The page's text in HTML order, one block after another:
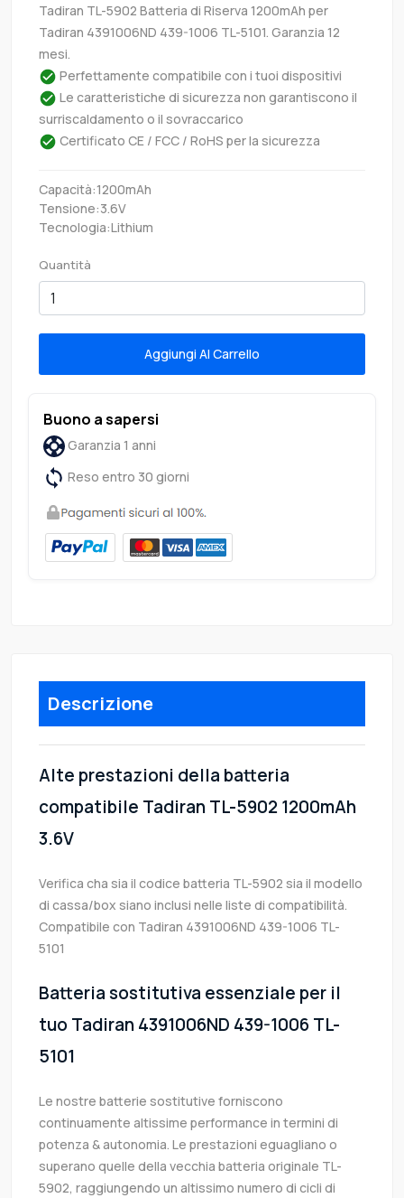
Tadiran TL-5902 Batteria di Riserva 1200mAh per
Tadiran 4391006ND 439-1006 TL-5101. Garanzia 12
mesi.
Perfettamente compatibile con i tuoi dispositivi
Le caratteristiche di sicurezza non garantiscono il
surriscaldamento o il sovraccarico
Certificato CE / FCC / RoHS per la sicurezza
Capacità:1200mAh
Tensione:3.6V
Tecnologia:Lithium
Quantità
Aggiungi Al Carrello
Buono a sapersi
Garanzia 1 anni
Reso entro 30 giorni
Descrizione
Alte prestazioni della batteria
compatibile Tadiran TL-5902 1200mAh
3.6V
Verifica cha sia il codice batteria TL-5902 sia il modello
di cassa/box siano inclusi nelle liste di compatibilità.
Compatibile con Tadiran 4391006ND 439-1006 TL-
5101
Batteria sostitutiva essenziale per il
tuo Tadiran 4391006ND 439-1006 TL-
5101
Le nostre batterie sostitutive forniscono
continuamente altissime performance in termini di
potenza & autonomia. Le prestazioni eguagliano o
superano quelle della vecchia batteria originale TL-
5902, raggiungendo un altissimo numero di cicli di